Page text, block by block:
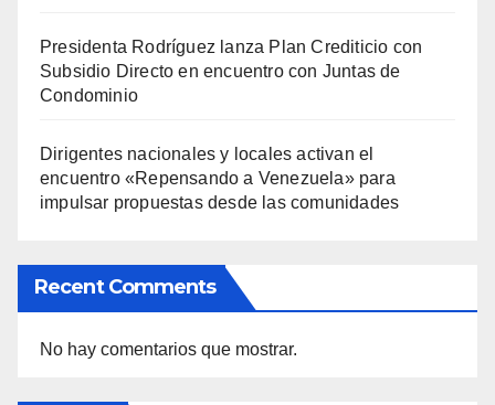
Presidenta Rodríguez lanza Plan Crediticio con
Subsidio Directo en encuentro con Juntas de
Condominio
Dirigentes nacionales y locales activan el
encuentro «Repensando a Venezuela» para
impulsar propuestas desde las comunidades
Recent Comments
No hay comentarios que mostrar.